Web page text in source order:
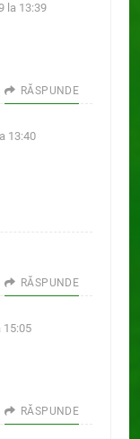
la 13:39
RĂSPUNDE
13:40
RĂSPUNDE
15:05
RĂSPUNDE